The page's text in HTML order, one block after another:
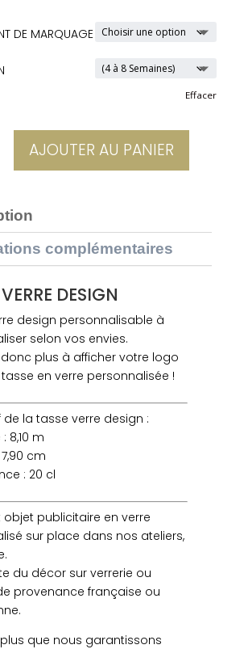
DE MARQUAGE
Effacer
AJOUTER AU PANIER
complémentaires
DESIGN
design personnalisable à
selon vos envies.
donc plus à afficher votre logo
en verre personnalisée !
de la tasse verre design :
8,10 m
cm
: 20 cl
objet publicitaire en verre
sur place dans nos ateliers,
du décor sur verrerie ou
provenance française ou
que nous garantissons